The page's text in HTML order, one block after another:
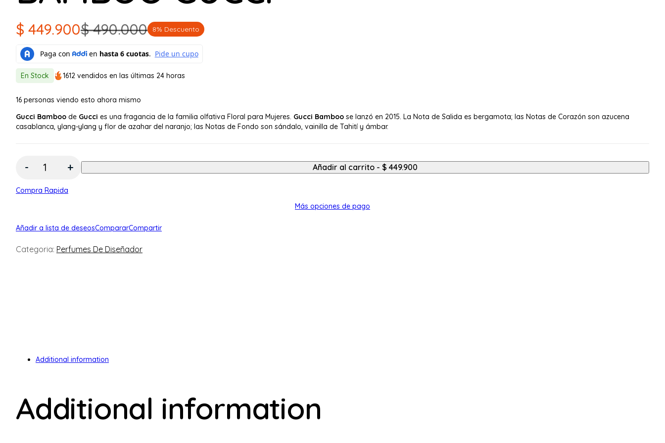
$490.000
El
precio
original
era:
$ 490.000.
$ 449.900
El
precio
actual
es:
$ 449.900.
8% Descuento
En Stock 1612 vendidos en las últimas 24 horas
15 personas viendo esto ahora mismo
Gucci Bamboo de Gucci es una fragancia de la familia olfativa Floral para Mujeres. Gucci Bamboo se lanzó en 2015. La Nota de Salida es bergamota; las Notas de Corazón son azucena
casablanca, ylang-ylang y flor de azahar del naranjo; las Notas de Fondo son sándalo, vainilla de Tahití y ámbar.
Añadir al carrito - $ 449.900
Compra Rapida
Más opciones de pago
Añadir a lista de deseosCompararCompartir
Categoria: Perfumes De Diseñador
Additional information
Additional information